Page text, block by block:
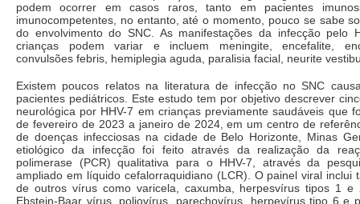
podem ocorrer em casos raros, tanto em pacientes
imunocompetentes, no entanto, até o momento, pouco se sabe
do envolvimento do SNC. As manifestações da infecção pelo
crianças podem variar e incluem meningite, encefalite,
convulsões febris, hemiplegia aguda, paralisia facial, neurite
Existem poucos relatos na literatura de infecção no SNC
pacientes pediátricos. Este estudo tem por objetivo descrever
neurológica por HHV-7 em crianças previamente saudáveis que
de fevereiro de 2023 a janeiro de 2024, em um centro de
de doenças infecciosas na cidade de Belo Horizonte, Minas
etiológico da infecção foi feito através da realização da
polimerase (PCR) qualitativa para o HHV-7, através da
ampliado em líquido cefalorraquidiano (LCR). O painel viral inclui
de outros vírus como varicela, caxumba, herpesvírus tipos 1 e
Ebstein-Baar vírus, poliovírus, parechovírus, herpevírus tipo 6 e